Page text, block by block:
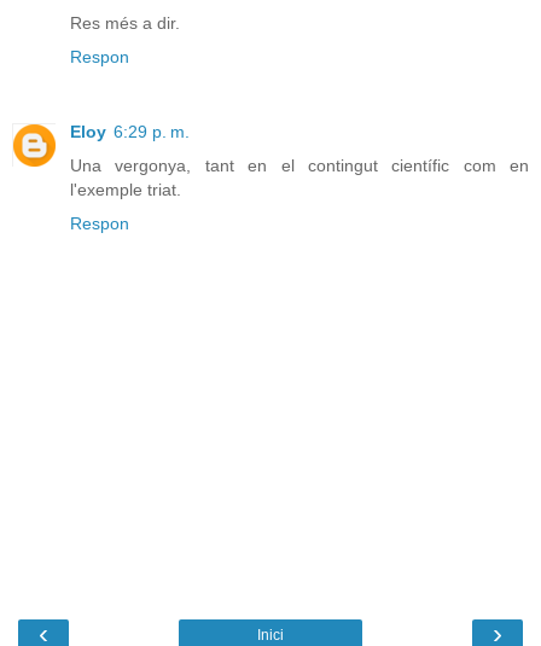
Res més a dir.
Respon
Eloy 6:29 p. m.
Una vergonya, tant en el contingut científic com en
l'exemple triat.
Respon
‹ ›
Inici